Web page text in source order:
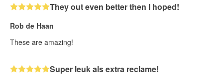
They out even better then I hoped!
Rob de Haan
These are amazing!
Super leuk als extra reclame!